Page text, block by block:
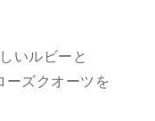
いルビーと
ーズクオーツを